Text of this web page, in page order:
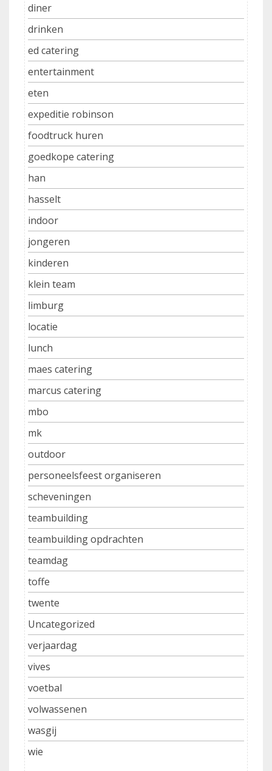
diner
drinken
ed catering
entertainment
eten
expeditie robinson
foodtruck huren
goedkope catering
han
hasselt
indoor
jongeren
kinderen
klein team
limburg
locatie
lunch
maes catering
marcus catering
mbo
mk
outdoor
personeelsfeest organiseren
scheveningen
teambuilding
teambuilding opdrachten
teamdag
toffe
twente
Uncategorized
verjaardag
vives
voetbal
volwassenen
wasgij
wie